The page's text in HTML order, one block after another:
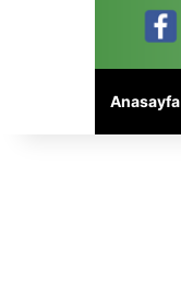
Anasayfa